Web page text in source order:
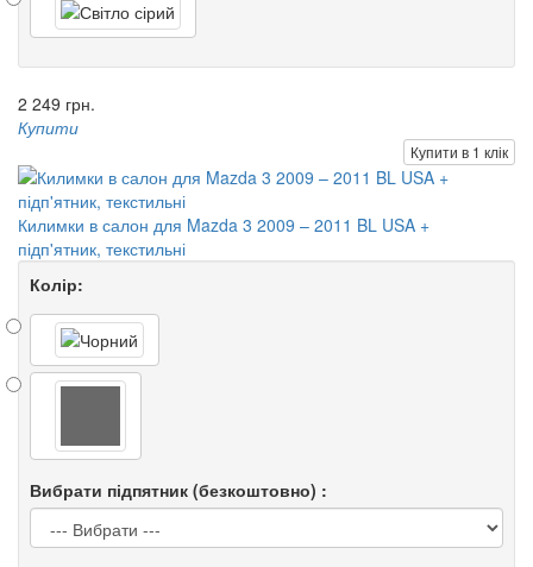
2 249 грн.
Купити
Купити в 1 клік
Килимки в салон для Mazda 3 2009 – 2011 BL USA +
підп'ятник, текстильні
Колір:
Вибрати підпятник (безкоштовно) :